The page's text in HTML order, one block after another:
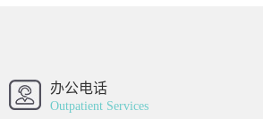
办公电话
Outpatient Services